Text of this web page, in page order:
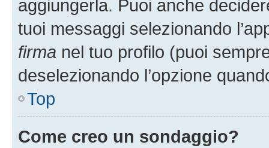
aggiungerla. Puoi anche
tuoi messaggi selezionando
firma nel tuo profilo (puoi
deselezionando l’opzione
Top
Come creo un sondaggio?